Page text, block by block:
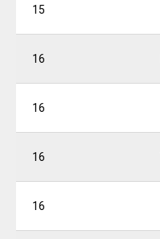
15
16
16
16
16